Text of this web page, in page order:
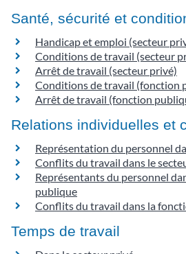
Santé, sécurité et
Handicap et emploi (secteur
Conditions de travail (secteur
Arrêt de travail (secteur privé)
Conditions de travail (fonction
Arrêt de travail (fonction
Relations individuelles et
Représentation du personnel
Conflits du travail dans le
Représentants du personnel
publique
Conflits du travail dans la
Temps de travail